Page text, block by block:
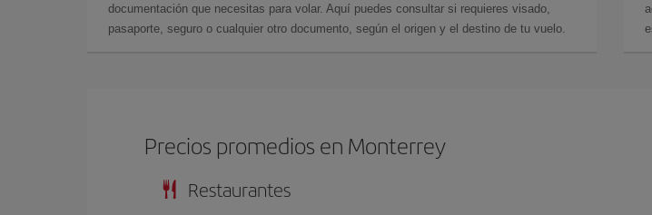
documentación que necesitas para volar. Aquí puedes consultar si requieres visado,
pasaporte, seguro o cualquier otro documento, según el origen y el destino de tu vuelo.
Precios promedios en Monterrey
Restaurantes